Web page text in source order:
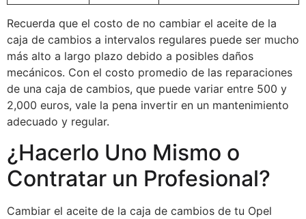
Recuerda que el costo de no cambiar el aceite de la
caja de cambios a intervalos regulares puede ser mucho
más alto a largo plazo debido a posibles daños
mecánicos. Con el costo promedio de las reparaciones
de una caja de cambios, que puede variar entre 500 y
2,000 euros, vale la pena invertir en un mantenimiento
adecuado y regular.
¿Hacerlo Uno Mismo o
Contratar un Profesional?
Cambiar el aceite de la caja de cambios de tu Opel